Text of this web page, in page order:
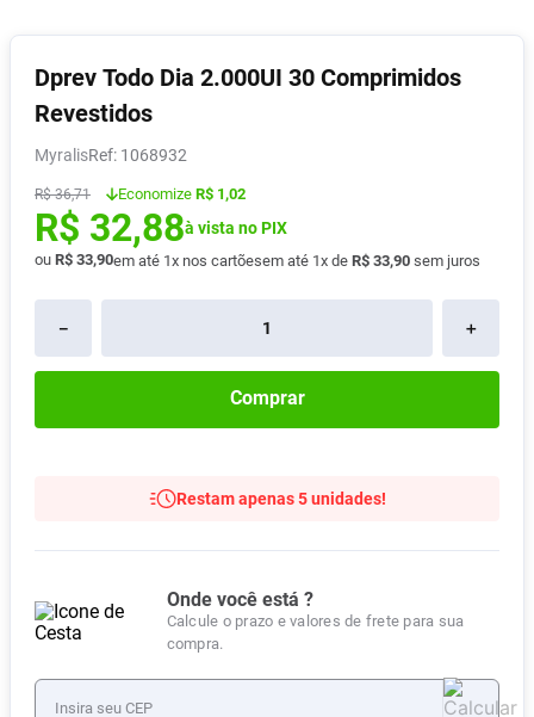
Dprev Todo Dia 2.000UI 30 Comprimidos
Revestidos
Myralis : 1068932
R$ 36,71 Economize R$ 1,02
R$ 32,88à vista no PIX
ou R$ 33,90em até 1x nos cartõesem até 1x de R$ 33,90 sem juros
＋
－
Comprar
Restam apenas 5 unidades!
Onde você está ?
Calcule o prazo e valores de frete para sua
compra.
5º Fralda G
6º Shampoo
7º Desodorante
8º Pampers Confort Sec
9º Vitamina D
10 º Soro Fisiológico